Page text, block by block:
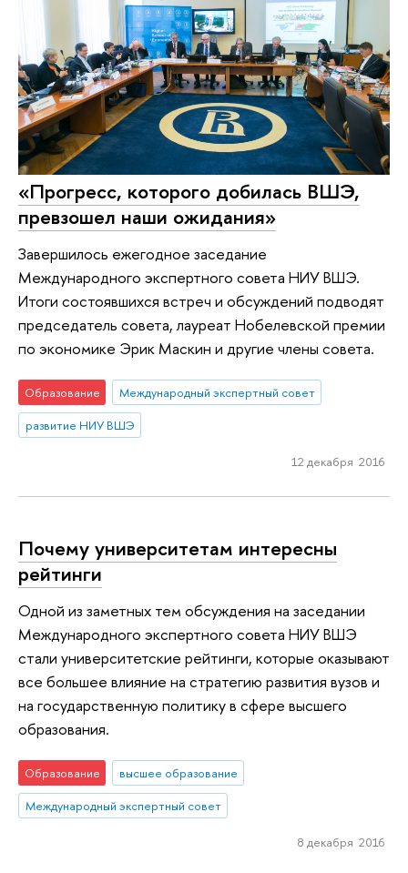
«Прогресс, которого добилась ВШЭ,
превзошел наши ожидания»
Завершилось ежегодное заседание
Международного экспертного совета НИУ ВШЭ.
Итоги состоявшихся встреч и обсуждений подводят
председатель совета, лауреат Нобелевской премии
по экономике Эрик Маскин и другие члены совета.
Образование
Международный экспертный совет
развитие НИУ ВШЭ
12 декабря 2016
Почему университетам интересны
рейтинги
Одной из заметных тем обсуждения на заседании
Международного экспертного совета НИУ ВШЭ
стали университетские рейтинги, которые оказывают
все большее влияние на стратегию развития вузов и
на государственную политику в сфере высшего
образования.
Образование
высшее образование
Международный экспертный совет
8 декабря 2016